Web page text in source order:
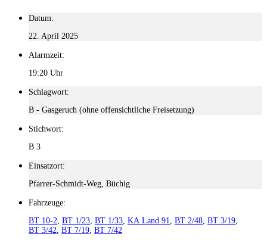
Datum:
22. April 2025
Alarmzeit:
19:20 Uhr
Schlagwort:
B - Gasgeruch (ohne offensichtliche Freisetzung)
Stichwort:
B 3
Einsatzort:
Pfarrer-Schmidt-Weg, Büchig
Fahrzeuge:
BT 10-2 BT 1/23 BT 1/33 KA Land 91 BT 2/48 BT 3/19
BT 3/42 BT 7/19 BT 7/42